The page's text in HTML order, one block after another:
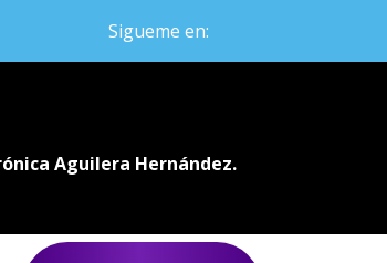
Sigueme en:
Aguilera Hernández.